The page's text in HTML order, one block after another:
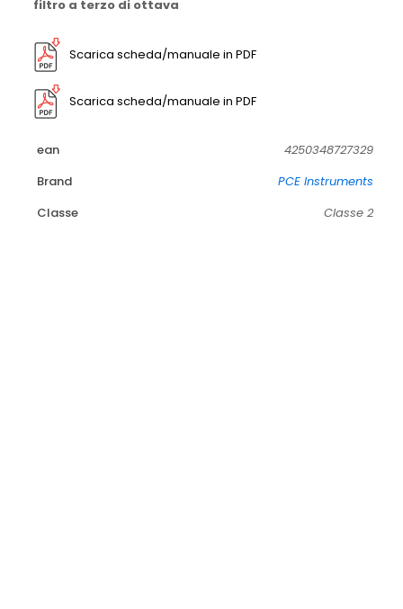
filtro a terzo di ottava
Scarica scheda/manuale in PDF
Scarica scheda/manuale in PDF
ean
4250348727329
Brand
PCE Instruments
Classe
Classe 2